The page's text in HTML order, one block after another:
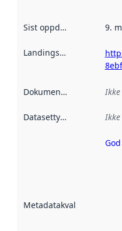
Sist oppdatert 9.
Landingsside
Dokumentasjon
Datasettype
Metadatakvalitet